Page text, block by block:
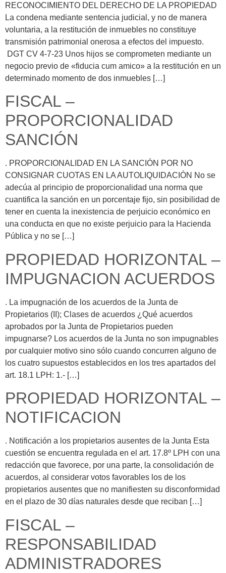
RECONOCIMIENTO DEL DERECHO DE LA PROPIEDAD
La condena mediante sentencia judicial, y no de manera
voluntaria, a la restitución de inmuebles no constituye
transmisión patrimonial onerosa a efectos del impuesto.
DGT CV 4-7-23 Unos hijos se comprometen mediante un
negocio previo de «fiducia cum amico» a la restitución en un
determinado momento de dos inmuebles […]
FISCAL –
PROPORCIONALIDAD
SANCIÓN
. PROPORCIONALIDAD EN LA SANCIÓN POR NO
CONSIGNAR CUOTAS EN LA AUTOLIQUIDACIÓN No se
adecúa al principio de proporcionalidad una norma que
cuantifica la sanción en un porcentaje fijo, sin posibilidad de
tener en cuenta la inexistencia de perjuicio económico en
una conducta en que no existe perjuicio para la Hacienda
Pública y no se […]
PROPIEDAD HORIZONTAL –
IMPUGNACION ACUERDOS
. La impugnación de los acuerdos de la Junta de
Propietarios (II); Clases de acuerdos ¿Qué acuerdos
aprobados por la Junta de Propietarios pueden
impugnarse? Los acuerdos de la Junta no son impugnables
por cualquier motivo sino sólo cuando concurren alguno de
los cuatro supuestos establecidos en los tres apartados del
art. 18.1 LPH: 1.- […]
PROPIEDAD HORIZONTAL –
NOTIFICACION
. Notificación a los propietarios ausentes de la Junta Esta
cuestión se encuentra regulada en el art. 17.8º LPH con una
redacción que favorece, por una parte, la consolidación de
acuerdos, al considerar votos favorables los de los
propietarios ausentes que no manifiesten su disconformidad
en el plazo de 30 días naturales desde que reciban […]
FISCAL –
RESPONSABILIDAD
ADMINISTRADORES